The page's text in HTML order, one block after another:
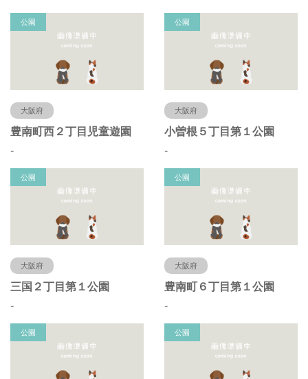
公園
大阪府
豊南町西２丁目児童遊園
-
公園
大阪府
小曽根５丁目第１公園
-
公園
大阪府
三国２丁目第１公園
-
公園
大阪府
豊南町６丁目第１公園
-
公園 公園